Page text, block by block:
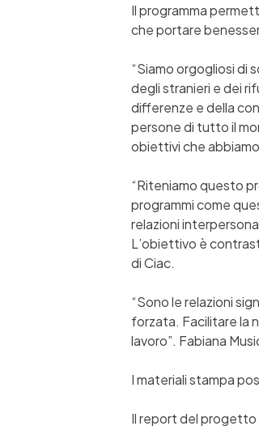
Il programma
che portare
“Siamo orgogliosi di
degli stranieri e dei
differenze e della
persone di tutto il
obiettivi che
“Riteniamo questo
programmi come
relazioni
L’obiettivo è
di Ciac.
“Sono le relazioni
forzata. Facilitare la
lavoro”. Fabiana
I materiali stampa
Il report del progetto